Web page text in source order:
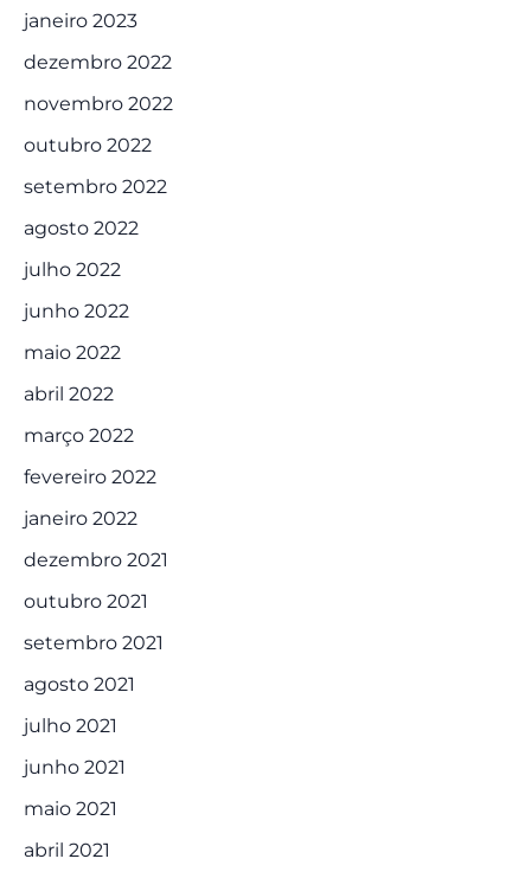
janeiro 2023
dezembro 2022
novembro 2022
outubro 2022
setembro 2022
agosto 2022
julho 2022
junho 2022
maio 2022
abril 2022
março 2022
fevereiro 2022
janeiro 2022
dezembro 2021
outubro 2021
setembro 2021
agosto 2021
julho 2021
junho 2021
maio 2021
abril 2021